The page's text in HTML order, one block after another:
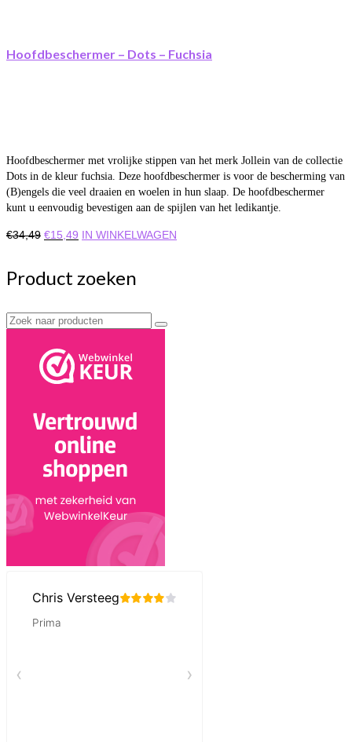
Hoofdbeschermer – Dots – Fuchsia
Hoofdbeschermer met vrolijke stippen van het merk Jollein van de collectie
Dots in de kleur fuchsia. Deze hoofdbeschermer is voor de bescherming van
(B)engels die veel draaien en woelen in hun slaap. De hoofdbeschermer
kunt u eenvoudig bevestigen aan de spijlen van het ledikantje.
€34,49 Oorspronkelijke
€34,49.
€15,49 Huidige
€15,49.
IN WINKELWAGEN
Product zoeken
Zoek